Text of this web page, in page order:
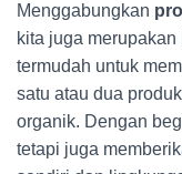
Menggabungkan
kita juga
termudah untuk
satu atau dua
organik. Dengan
tetapi juga